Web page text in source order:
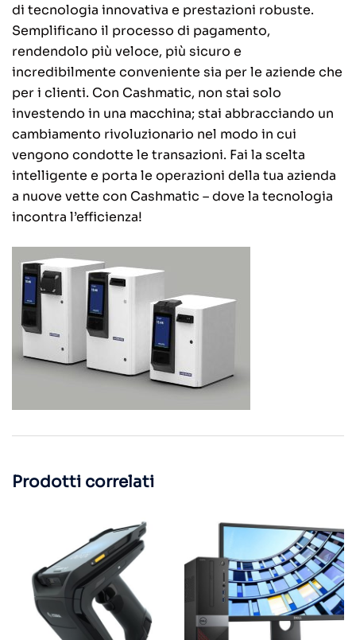
di tecnologia innovativa e prestazioni robuste.
Semplificano il processo di pagamento,
rendendolo più veloce, più sicuro e
incredibilmente conveniente sia per le aziende che
per i clienti. Con Cashmatic, non stai solo
investendo in una macchina; stai abbracciando un
cambiamento rivoluzionario nel modo in cui
vengono condotte le transazioni. Fai la scelta
intelligente e porta le operazioni della tua azienda
a nuove vette con Cashmatic – dove la tecnologia
incontra l’efficienza!
Prodotti correlati